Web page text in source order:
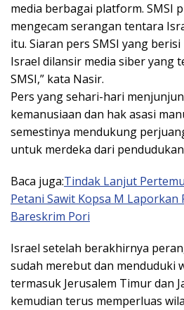
media berbagai platform. SMSI
mengecam serangan tentara
itu. Siaran pers SMSI yang
Israel dilansir media siber yang
SMSI,” kata Nasir.
Pers yang sehari-hari
kemanusiaan dan hak asasi
semestinya mendukung
untuk merdeka dari
Baca juga:Tindak Lanjut
Petani Sawit Kopsa M Laporkan
Bareskrim Pori
Israel setelah berakhirnya
sudah merebut dan menduduki
termasuk Jerusalem Timur dan
kemudian terus memperluas